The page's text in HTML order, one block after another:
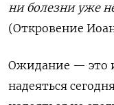
ни болезни уже
(Откровение
Ожидание — это
надеяться